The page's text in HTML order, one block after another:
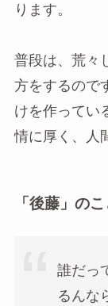
ります。
普段は、荒々
方をするので
けを作ってい
情に厚く、人
「後藤」の
誰だっ
るんな